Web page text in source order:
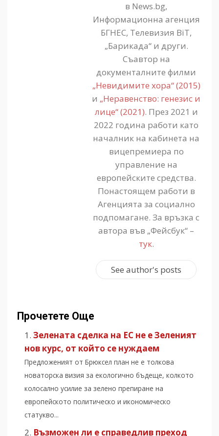
в News.bg,
Информационна агенция
БГНЕС, Телевизия BiT,
„Барикада“ и други.
Съавтор на
документалните филми
„Невидимите хора“ (2015)
и „Неравенство: генезис и
лице“ (2021). През 2021 и
2022 година работи като
началник на кабинета на
вицепремиера по
управление на
европейските средства.
Понастоящем работи в
Агенцията за социално
подпомагане. За връзка с
автора във „Фейсбук“ –
тук.
See author's posts
Прочетете Още
Зелената сделка на ЕС не е Зеленият
нов курс, от който се нуждаем
Предложеният от Брюксел план не е толкова
новаторска визия за екологично бъдеще, колкото
колосално усилие за зелено препиране на
европейското политическо и икономическо
статукво...
Възможен ли е справедлив преход